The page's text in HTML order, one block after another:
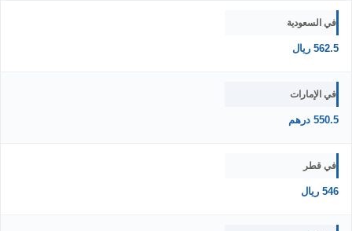
في السعودية
562.5 ريال
في الإمارات
550.5 درهم
في قطر
546 ريال